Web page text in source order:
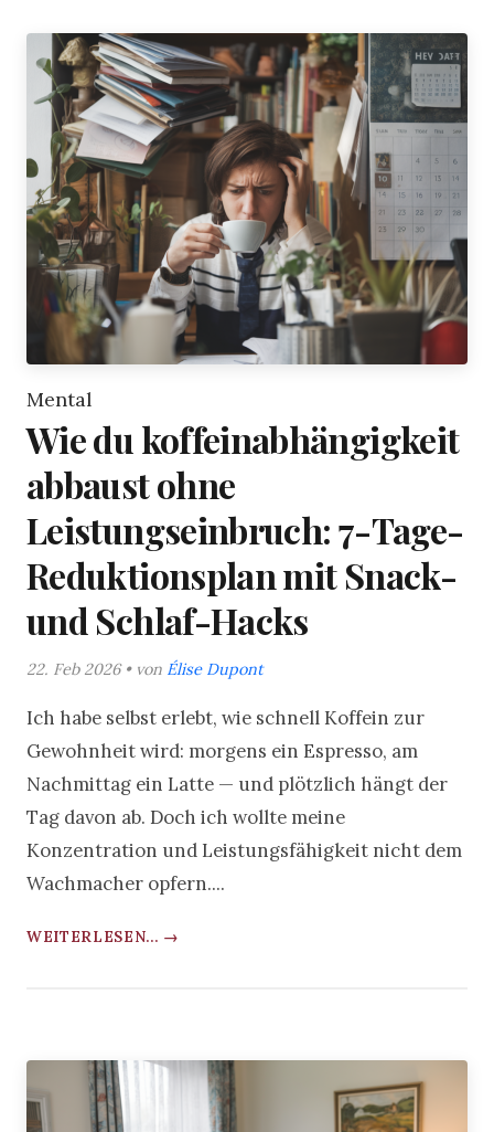
Mental
Wie du koffeinabhängigkeit
abbaust ohne
Leistungseinbruch: 7-Tage-
Reduktionsplan mit Snack-
und Schlaf-Hacks
22. Feb 2026 • von Élise Dupont
Ich habe selbst erlebt, wie schnell Koffein zur
Gewohnheit wird: morgens ein Espresso, am
Nachmittag ein Latte — und plötzlich hängt der
Tag davon ab. Doch ich wollte meine
Konzentration und Leistungsfähigkeit nicht dem
Wachmacher opfern....
WEITERLESEN... →